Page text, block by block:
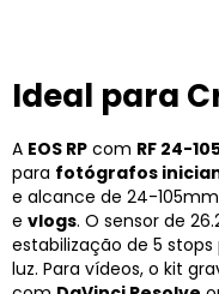
Ideal para
A EOS RP com RF 24-
para fotógrafos
e alcance de 24-
e vlogs. O sensor de
estabilização de 5
luz. Para vídeos, o kit